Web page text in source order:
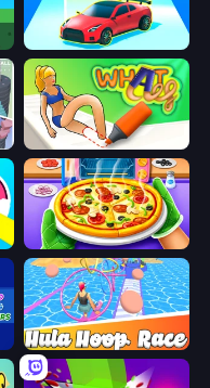
What a Leg
Pizza Maker
Hula Hoop Race